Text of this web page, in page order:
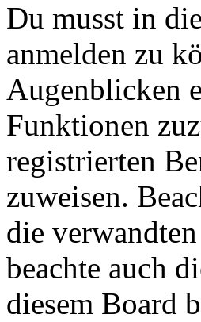
Du musst in
anmelden zu
Augenblicken
Funktionen
registrierten
zuweisen.
die
beachte auch
diesem Board